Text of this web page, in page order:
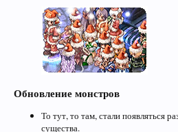
Обновление монстров
То тут, то там, стали появляться
существа.